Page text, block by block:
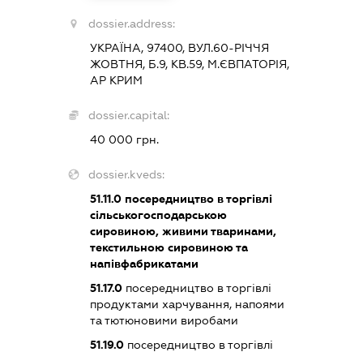
dossier.address:
УКРАЇНА, 97400, ВУЛ.60-РІЧЧЯ
ЖОВТНЯ, Б.9, КВ.59, М.ЄВПАТОРІЯ,
АР КРИМ
dossier.capital:
40 000 грн.
dossier.kveds:
51.11.0 посередництво в торгівлі
сільськогосподарською
сировиною, живими тваринами,
текстильною сировиною та
напівфабрикатами
51.17.0 посередництво в торгівлі
продуктами харчування, напоями
та тютюновими виробами
51.19.0 посередництво в торгівлі